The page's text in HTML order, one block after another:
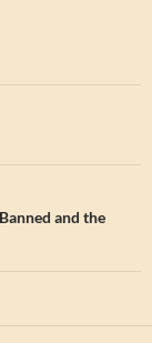
and the